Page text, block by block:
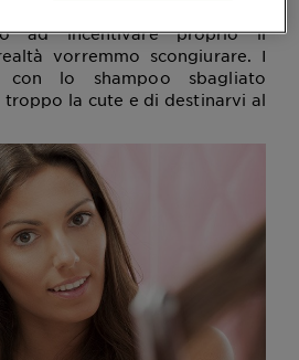
ad incentivare proprio il
vorremmo scongiurare. I
con lo shampoo sbagliato
troppo la cute e di destinarvi al